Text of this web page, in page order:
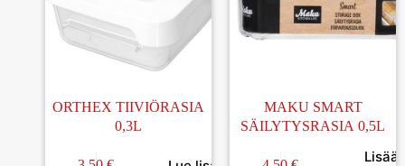
ORTHEX TIIVIÖRASIA
0,3L
MAKU SMART
SÄILYTYSRASIA 0,5L
Lisää